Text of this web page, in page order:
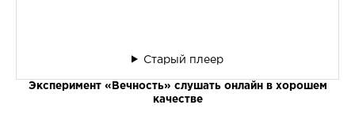
Старый плеер
Эксперимент «Вечность» слушать онлайн в хорошем
качестве